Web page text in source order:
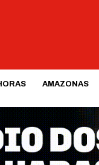
AMAZONAS